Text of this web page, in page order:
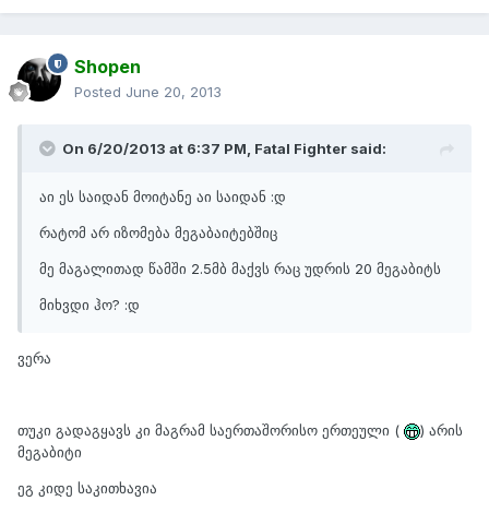
Shopen
Posted June 20, 2013
On 6/20/2013 at 6:37 PM, Fatal Fighter said:
აი ეს საიდან მოიტანე აი საიდან :დ
რატომ არ იზომება მეგაბაიტებშიც
მე მაგალითად წამში 2.5მბ მაქვს რაც უდრის 20 მეგაბიტს
მიხვდი ჰო? :დ
ვერა
თუკი გადაგყავს კი მაგრამ საერთაშორისო ერთეული (
) არის
მეგაბიტი
ეგ კიდე საკითხავია